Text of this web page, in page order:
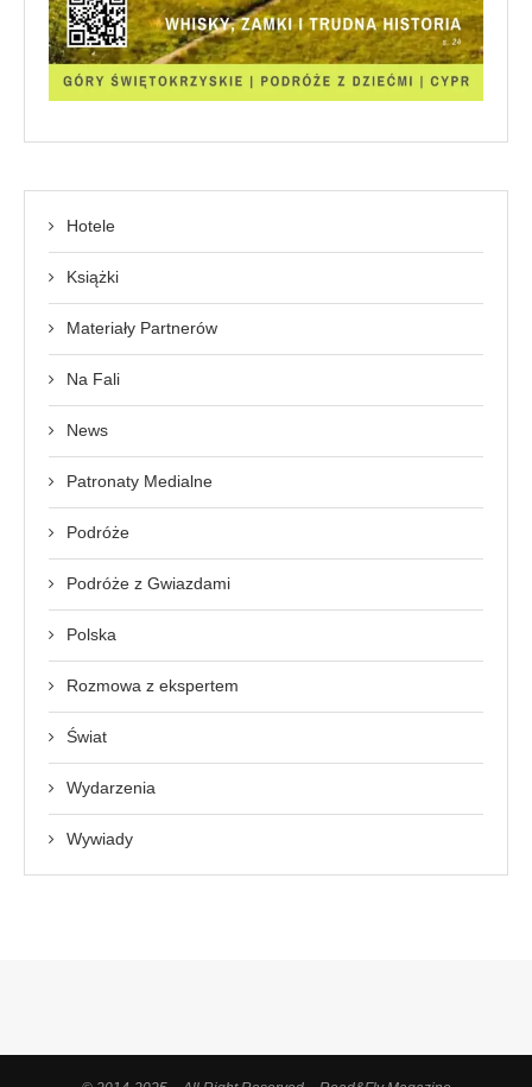
Hotele
Książki
Materiały Partnerów
Na Fali
News
Patronaty Medialne
Podróże
Podróże z Gwiazdami
Polska
Rozmowa z ekspertem
Świat
Wydarzenia
Wywiady